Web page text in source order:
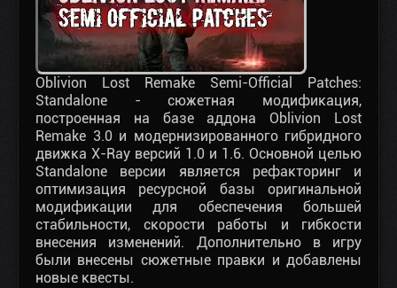
Oblivion Lost Remake Semi-Official Patches:
Standalone - сюжетная модификация,
построенная на базе аддона Oblivion Lost
Remake 3.0 и модернизированного гибридного
движка X-Ray версий 1.0 и 1.6. Основной целью
Standalone версии является рефакторинг и
оптимизация ресурсной базы оригинальной
модификации для обеспечения большей
стабильности, скорости работы и гибкости
внесения изменений. Дополнительно в игру
были внесены сюжетные правки и добавлены
новые квесты.